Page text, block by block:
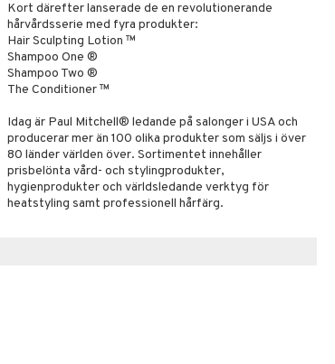
Kort därefter lanserade de en revolutionerande
hårvårdsserie med fyra produkter:
Hair Sculpting Lotion ™
Shampoo One ®
Shampoo Two ®
The Conditioner ™
Idag är Paul Mitchell® ledande på salonger i USA och
producerar mer än 100 olika produkter som säljs i över
80 länder världen över. Sortimentet innehåller
prisbelönta vård- och stylingprodukter,
hygienprodukter och världsledande verktyg för
heatstyling samt professionell hårfärg.